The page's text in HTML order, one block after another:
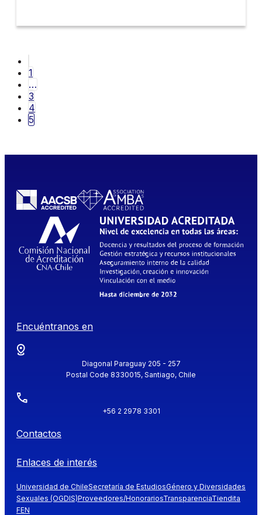
1
…
3
4
5
Encuéntranos en
Diagonal Paraguay 205 - 257
Postal Code 8330015, Santiago, Chile
+56 2 2978 3301
Contactos
Enlaces de interés
Universidad de ChileSecretaría de EstudiosGénero y Diversidades
Sexuales (OGDIS)Proveedores/HonorariosTransparenciaTiendita
FEN